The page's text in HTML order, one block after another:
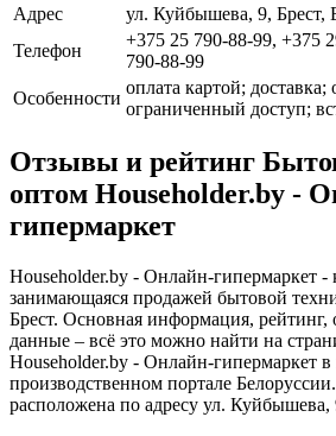
Адрес
ул. Куйбышева, 9, Брест,
Телефон
+375 25 790-88-99, +375
790-88-99
Особенности
оплата картой; доставка;
ограниченный доступ;
Отзывы и рейтинг
оптом Householder.by -
гипермаркет
Householder.by - Онлайн-гипермаркет -
занимающаяся продажей бытовой
Брест. Основная информация,
данные – всё это можно найти на
Householder.by - Онлайн-гипермаркет
производственном портале
расположена по адресу ул. Куйбышева,